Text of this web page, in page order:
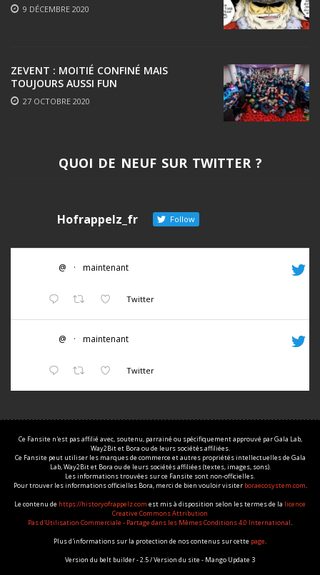
9 DÉCEMBRE 2020
ZEVENT : MOITIÉ CONFINÉ MAIS
TOUJOURS AUSSI FUN
27 OCTOBRE 2020
QUOI DE NEUF SUR TWITTER ?
Hofrappelz_fr Follow
@ · maintenant
Twitter
@ · maintenant
Twitter
Ce Fansite n'est pas affilié avec, soutenu, parrainé ou spécifiquement approuvé par Gala Lab,
Way2Bit et Bora ou de leurs sociétés affiliées.
Ce Fansite peut utiliser les marques de commerce et autres propriétés intellectuelles de Gala
Lab, Way2Bit et Bora ou de leurs sociétés affiliées (textes, images, sons).
Les informations trouvées sur ce Fansite sont non-officielles.
Pour trouver les informations officielles Bora, merci de bien vouloir visiter boraecosystem.com.
Le contenu de https://historyofrappelz.com est mis à disposition selon les termes de la licence
Creative Commons Attribution
Pas d'Utilisation Commerciale - Partage dans les Mêmes Conditions 4.0 International.
Plus d'informations sur la protection de nos contenus sur cette page.
Version du belt builder - 2.5 / Version du site - Mango Update 3